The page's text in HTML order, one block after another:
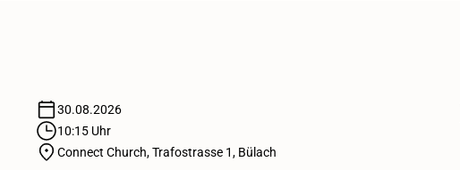
30.08.2026
10:15 Uhr
Connect Church, Trafostrasse 1, Bülach